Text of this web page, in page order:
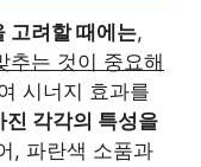
고려할 때에는,
추는 것이 중요해
시너지 효과를
진 각각의 특성을
, 파란색 소품과